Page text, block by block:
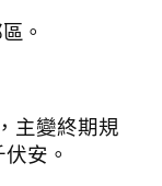
。
主變終期規
安。